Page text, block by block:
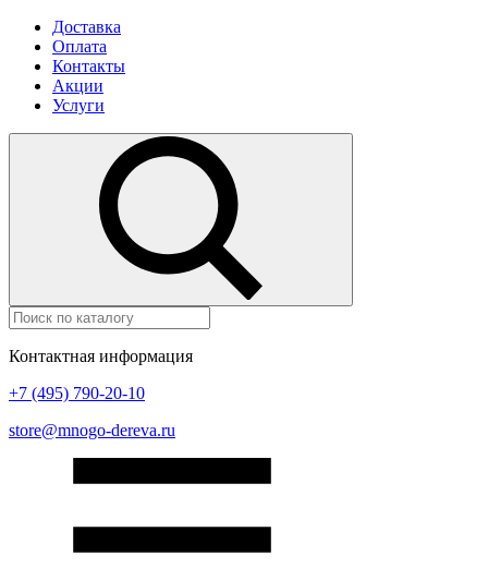
Доставка
Оплата
Контакты
Акции
Услуги
Контактная информация
+7 (495) 790-20-10
store@mnogo-dereva.ru